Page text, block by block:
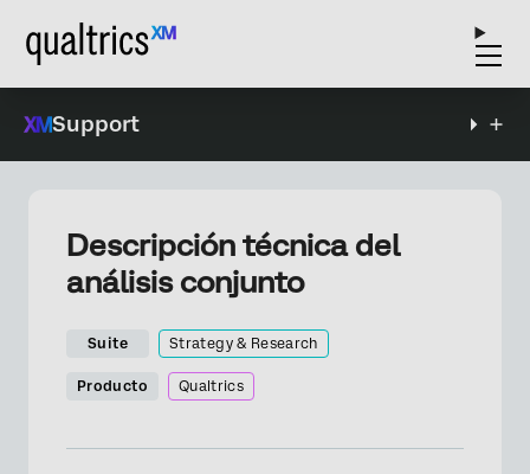
Support
Descripción técnica del
análisis conjunto
Suite Strategy & Research
Producto Qualtrics